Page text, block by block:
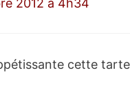
2012 à 4h34
cette tarte